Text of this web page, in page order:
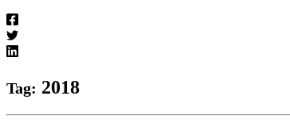
Tag: 2018